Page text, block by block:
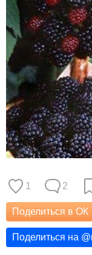
1 2
Поделиться в ОК
Поделиться на @